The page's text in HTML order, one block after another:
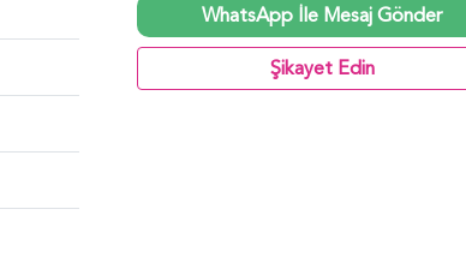
WhatsApp İle Mesaj Gönder
Şikayet Edin